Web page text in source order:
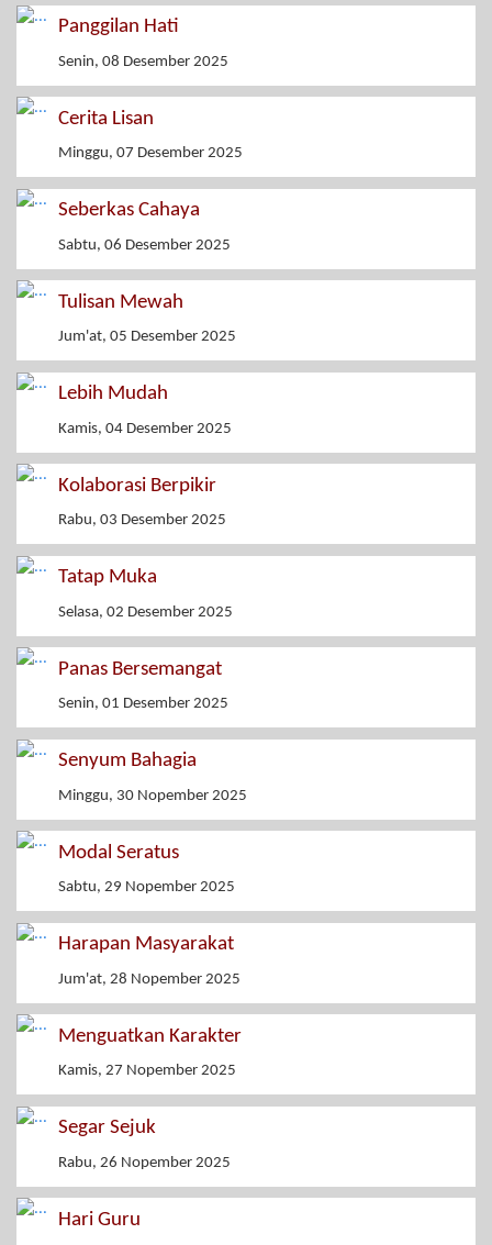
Panggilan Hati
Senin, 08 Desember 2025
Cerita Lisan
Minggu, 07 Desember 2025
Seberkas Cahaya
Sabtu, 06 Desember 2025
Tulisan Mewah
Jum'at, 05 Desember 2025
Lebih Mudah
Kamis, 04 Desember 2025
Kolaborasi Berpikir
Rabu, 03 Desember 2025
Tatap Muka
Selasa, 02 Desember 2025
Panas Bersemangat
Senin, 01 Desember 2025
Senyum Bahagia
Minggu, 30 Nopember 2025
Modal Seratus
Sabtu, 29 Nopember 2025
Harapan Masyarakat
Jum'at, 28 Nopember 2025
Menguatkan Karakter
Kamis, 27 Nopember 2025
Segar Sejuk
Rabu, 26 Nopember 2025
Hari Guru